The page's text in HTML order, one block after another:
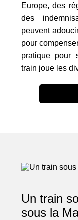
Europe, des
des
peuvent
pour
pratique pour
train joue les
Un train
sous la